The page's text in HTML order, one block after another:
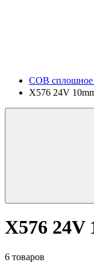
COB сплошное
X576 24V
X576 24V
6 товаров